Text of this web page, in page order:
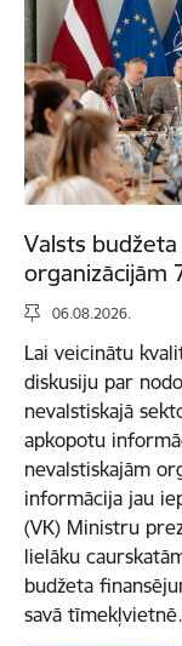
Valsts
organizācijām
06.08.2026.
Lai veicinātu
diskusiju par
nevalstiskajā
apkopotu
nevalstiskajām
informācija jau
(VK) Ministru
lielāku
budžeta
savā